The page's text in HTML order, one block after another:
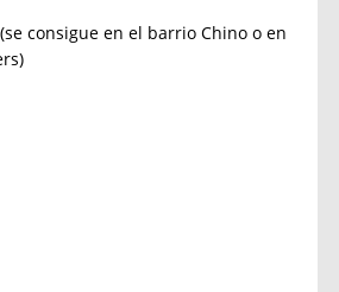
consigue en el barrio Chino o en